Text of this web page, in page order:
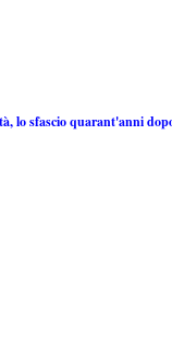
lo sfascio quarant'anni